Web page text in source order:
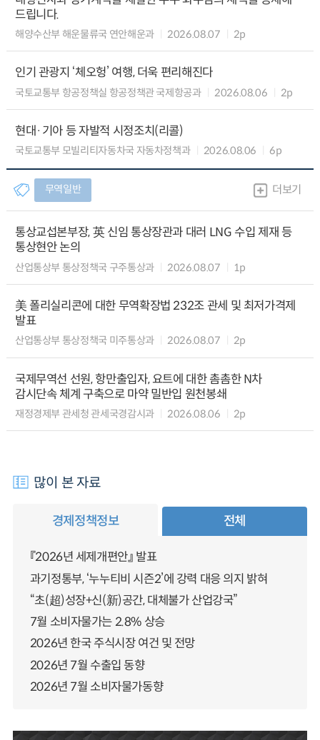
드립니다.
해양수산부 해운물류국 연안해운과 2026.08.07 2p
인기 관광지 ‘체오헝’ 여행, 더욱 편리해진다
국토교통부 항공정책실 항공정책관 국제항공과 2026.08.06 2p
현대·기아 등 자발적 시정조치(리콜)
국토교통부 모빌리티자동차국 자동차정책과 2026.08.06 6p
무역일반 더보기
통상교섭본부장, 英 신임 통상장관과 대러 LNG 수입 제재 등
통상현안 논의
산업통상부 통상정책국 구주통상과 2026.08.07 1p
美 폴리실리콘에 대한 무역확장법 232조 관세 및 최저가격제
발표
산업통상부 통상정책국 미주통상과 2026.08.07 2p
국제무역선 선원, 항만출입자, 요트에 대한 촘촘한 N차
감시단속 체계 구축으로 마약 밀반입 원천봉쇄
재정경제부 관세청 관세국경감시과 2026.08.06 2p
많이 본 자료
경제정책정보 전체
『2026년 세제개편안』 발표
과기정통부, ‘누누티비 시즌2’에 강력 대응 의지 밝혀
“초(超)성장+신(新)공간, 대체불가 산업강국”
7월 소비자물가는 2.8% 상승
2026년 한국 주식시장 여건 및 전망
2026년 7월 수출입 동향
2026년 7월 소비자물가동향